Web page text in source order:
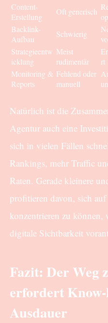
Content-
Erstellung
Oft generisch
Backlink-
Aufbau
Schwierig
Strategieentw
icklung
Meist
rudimentär
rt
Monitoring &
Reports
Fehlend oder
manuell
Natürlich ist die
Agentur auch eine
sich in vielen Fällen
Rankings, mehr Traffic
Raten. Gerade kleinere
profitieren davon, sich
konzentrieren zu können,
digitale Sichtbarkeit
Fazit: Der Weg
erfordert
Ausdauer